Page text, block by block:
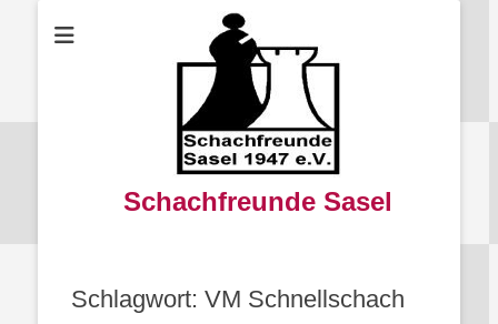
Schachfreunde Sasel
Schlagwort: VM Schnellschach